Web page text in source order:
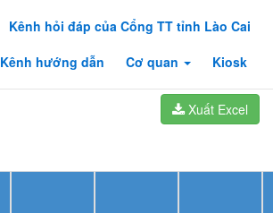
Kênh hỏi đáp của Cổng TT tỉnh Lào Cai
Kênh hướng dẫn
Cơ quan Kiosk
Xuất Excel